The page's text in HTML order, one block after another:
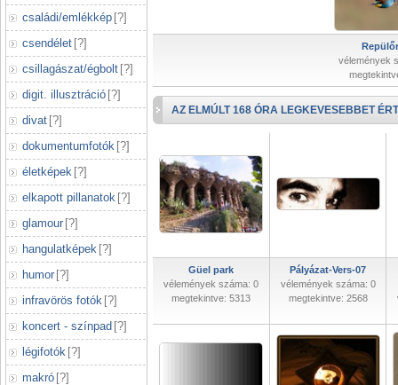
családi/emlékkép [?]
csendélet [?]
csillagászat/égbolt [?]
digit. illusztráció [?]
divat [?]
dokumentumfotók [?]
életképek [?]
elkapott pillanatok [?]
glamour [?]
hangulatképek [?]
humor [?]
infravörös fotók [?]
koncert - színpad [?]
légifotók [?]
makró [?]
vélemények
AZ ELMÚLT 168 ÓRA LEGKEVESEBBET
Güel park
vélemények száma: 0
megtekintve: 5313
Pályázat-Vers-07
vélemények száma: 0
megtekintve: 2568